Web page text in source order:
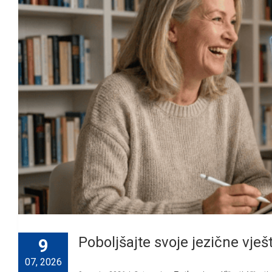
9
07, 2026
Poboljšajte svoje jezične